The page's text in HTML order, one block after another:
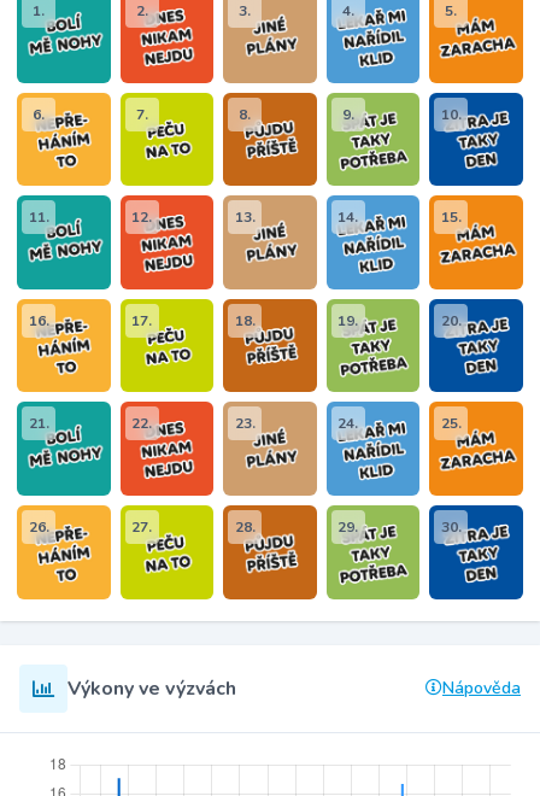
1. 2. 3. 4. 5.
6. 7. 8. 9. 10.
11. 12. 13. 14. 15.
16. 17. 18. 19. 20.
21. 22. 23. 24. 25.
26. 27. 28. 29. 30.
Výkony ve výzvách Nápověda